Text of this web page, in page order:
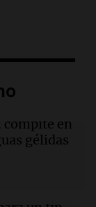
para
un
y moda
compite en
gélidas